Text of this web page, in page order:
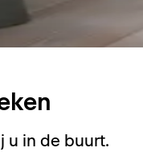
u in de buurt.